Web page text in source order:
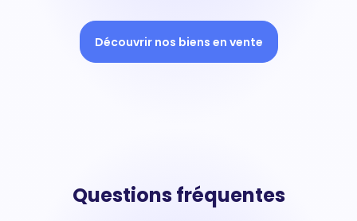
Découvrir nos biens en vente
Questions fréquentes